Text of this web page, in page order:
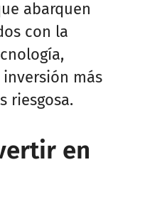
abarquen
con la
más
riesgosa.
en